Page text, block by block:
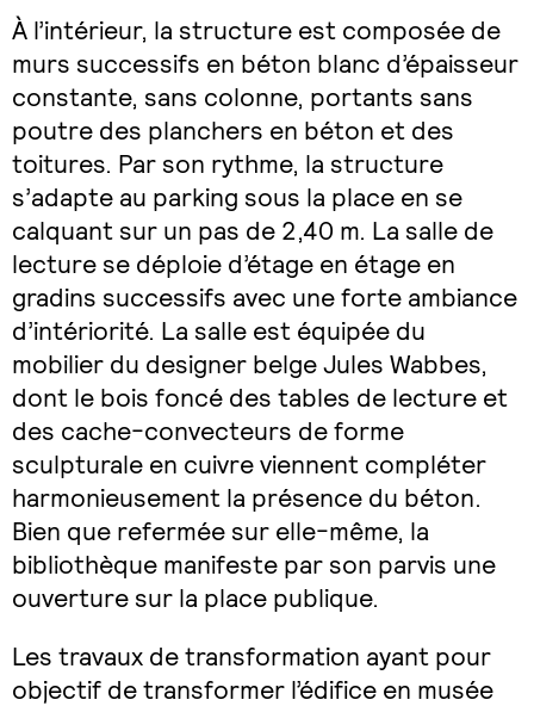
À l’intérieur, la structure est composée de
murs successifs en béton blanc d’épaisseur
constante, sans colonne, portants sans
poutre des planchers en béton et des
toitures. Par son rythme, la structure
s’adapte au parking sous la place en se
calquant sur un pas de 2,40 m. La salle de
lecture se déploie d’étage en étage en
gradins successifs avec une forte ambiance
d’intériorité. La salle est équipée du
mobilier du designer belge Jules Wabbes,
dont le bois foncé des tables de lecture et
des cache-convecteurs de forme
sculpturale en cuivre viennent compléter
harmonieusement la présence du béton.
Bien que refermée sur elle-même, la
bibliothèque manifeste par son parvis une
ouverture sur la place publique.
Les travaux de transformation ayant pour
objectif de transformer l’édifice en musée